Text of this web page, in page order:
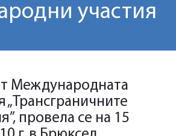
участия
Международната
провела се на 15